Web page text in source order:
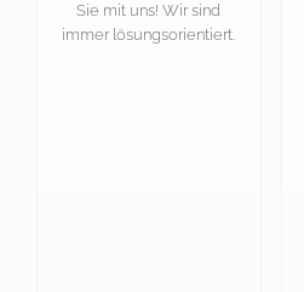
Sie mit uns! Wir sind
immer lösungsorientiert.